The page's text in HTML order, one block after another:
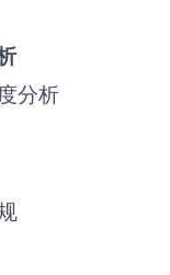
分析